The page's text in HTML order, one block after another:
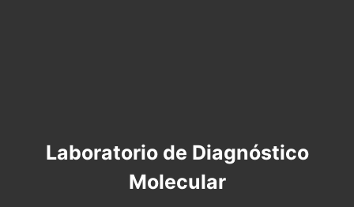
Laboratorio de Diagnóstico
Molecular